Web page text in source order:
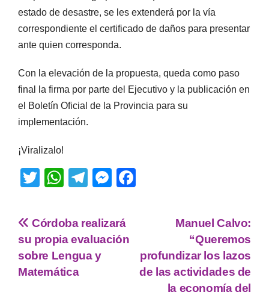
estado de desastre, se les extenderá por la vía
correspondiente el certificado de daños para presentar
ante quien corresponda.
Con la elevación de la propuesta, queda como paso
final la firma por parte del Ejecutivo y la publicación en
el Boletín Oficial de la Provincia para su
implementación.
¡Viralizalo!
T
tt
er
W
at
s
A
p
T
e
gr
a
M
ss
e
b
o
Manuel Calvo:
“Queremos
profundizar los lazos
de las actividades de
la economía del
Córdoba realizará
su propia evaluación
sobre Lengua y
Matemática